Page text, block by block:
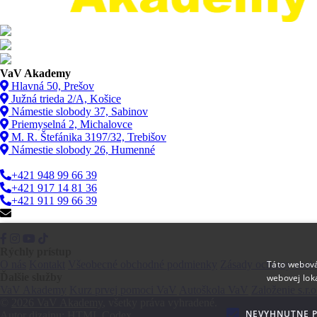
VaV Akademy
Hlavná 50, Prešov
Južná trieda 2/A, Košice
Námestie slobody 37, Sabinov
Priemyselná 2, Michalovce
M. R. Štefánika 3197/32, Trebišov
Námestie slobody 26, Humenné
+421 948 99 66 39
+421 917 14 81 36
+421 911 99 66 39
Zásady ochrany
Táto
webovej
NEVYHNUTNE